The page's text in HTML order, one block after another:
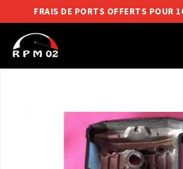
FRAIS DE PORTS OFFERTS POUR